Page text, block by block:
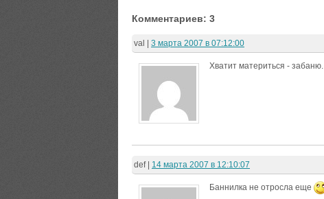
Комментариев: 3
val 3 марта 2007 в 07:12:00
Хватит материться - забаню.
def| 14 марта 2007 в 12:10:07
Баннилка не отросла еще